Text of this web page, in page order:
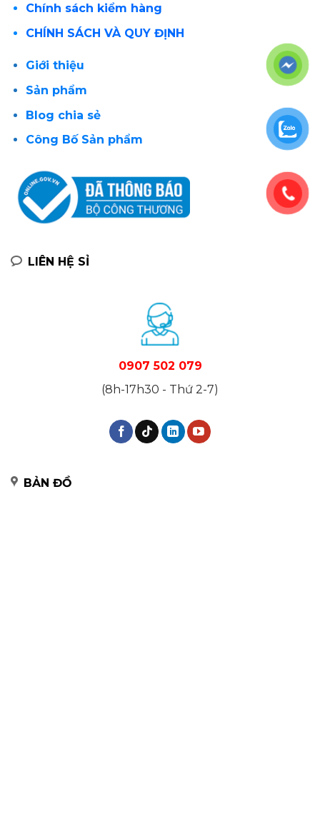
Chính sách kiểm hàng
CHÍNH SÁCH VÀ QUY ĐỊNH
Giới thiệu
Sản phẩm
Blog chia sẻ
Công Bố Sản phẩm
LIÊN HỆ SỈ
0907 502 079
(8h-17h30 - Thứ 2-7)
BẢN ĐỒ